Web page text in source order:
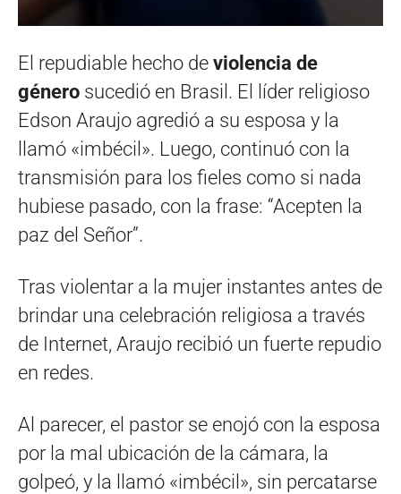
El repudiable hecho de violencia de
género sucedió en Brasil. El líder religioso
Edson Araujo agredió a su esposa y la
llamó «imbécil». Luego, continuó con la
transmisión para los fieles como si nada
hubiese pasado, con la frase: “Acepten la
paz del Señor”.
Tras violentar a la mujer instantes antes de
brindar una celebración religiosa a través
de Internet, Araujo recibió un fuerte repudio
en redes.
Al parecer, el pastor se enojó con la esposa
por la mal ubicación de la cámara, la
golpeó, y la llamó «imbécil», sin percatarse